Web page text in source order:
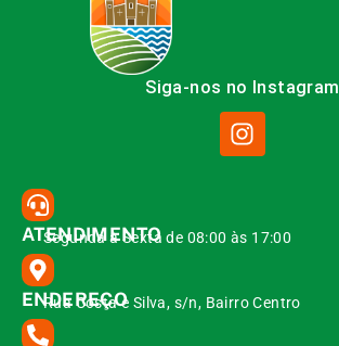
Siga-nos no Instagram
ATENDIMENTO
Segunda à Sexta de 08:00 às 17:00
ENDEREÇO
Rua Costa e Silva, s/n, Bairro Centro